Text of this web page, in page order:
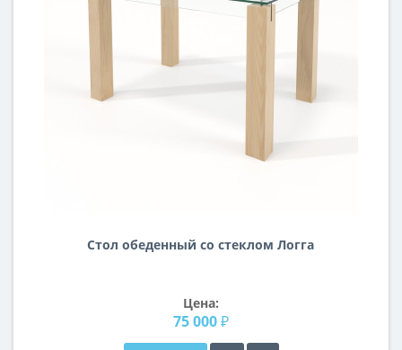
Стол обеденный со стеклом Логга
Цена:
75 000 ₽